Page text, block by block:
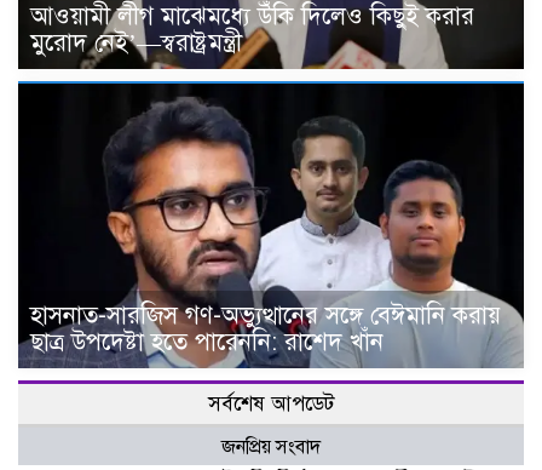
আওয়ামী লীগ মাঝেমধ্যে উঁকি দিলেও কিছুই করার
মুরোদ নেই’—স্বরাষ্ট্রমন্ত্রী
হাসনাত-সারজিস গণ-অভ্যুত্থানের সঙ্গে বেঈমানি করায়
ছাত্র উপদেষ্টা হতে পারেননি: রাশেদ খাঁন
সর্বশেষ আপডেট
জনপ্রিয় সংবাদ